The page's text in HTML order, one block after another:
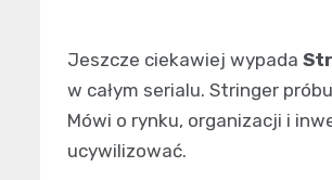
Jeszcze ciekawiej wypada
w całym serialu. Stringer
Mówi o rynku, organizacji i
ucywilizować.